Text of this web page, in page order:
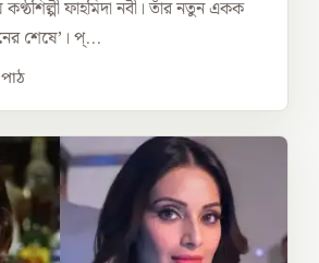
ফাহমিদা নবী। তাঁর নতুন একক
শেষে’। প্...